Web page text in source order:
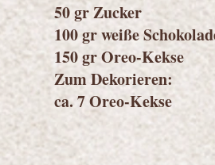
50 gr Zucker
100 gr weiße
150 gr Oreo-Kekse
Zum Dekorieren:
ca. 7 Oreo-Kekse